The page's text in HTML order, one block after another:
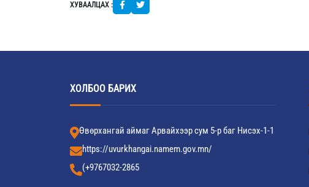
ХУВААЛЦАХ :
ХОЛБОО БАРИХ
Өвөрхангай аймаг Арвайхээр сум 5-р баг Нисэх-1-1
https://uvurkhangai.namem.gov.mn/
(+9767032-2865